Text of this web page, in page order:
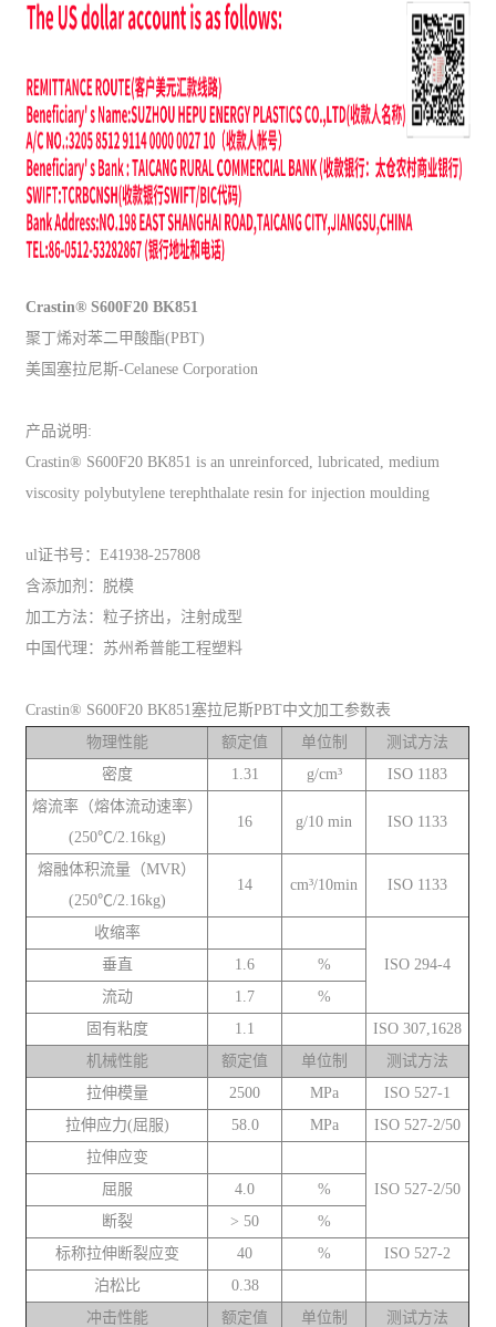
Crastin® S600F20 BK851
聚丁烯对苯二甲酸酯(PBT)
美国塞拉尼斯-Celanese Corporation
产品说明:
Crastin® S600F20 BK851 is an unreinforced, lubricated, medium
viscosity polybutylene terephthalate resin for injection moulding
ul证书号：E41938-257808
含添加剂：脱模
加工方法：粒子挤出，注射成型
中国代理：苏州希普能工程塑料
Crastin® S600F20 BK851塞拉尼斯PBT中文加工参数表
物理性能
额定值 单位制
测试方法
密度
1.31 g/cm³
ISO 1183
熔流率（熔体流动速率）
(250℃/2.16kg)
16 g/10 min ISO 1133
熔融体积流量（MVR）
(250℃/2.16kg)
14 cm³/10min ISO 1133
收缩率
ISO 294-4
垂直 1.6
%
流动
1.7
%
固有粘度
1.1
ISO 307,1628
机械性能
额定值 单位制
测试方法
拉伸模量
2500 MPa
ISO 527-1
拉伸应力(屈服)
58.0 MPa
ISO 527-2/50
拉伸应变
ISO 527-2/50
屈服 4.0
%
断裂
> 50
%
标称拉伸断裂应变
40 %
ISO 527-2
泊松比
0.38
冲击性能
额定值 单位制
测试方法